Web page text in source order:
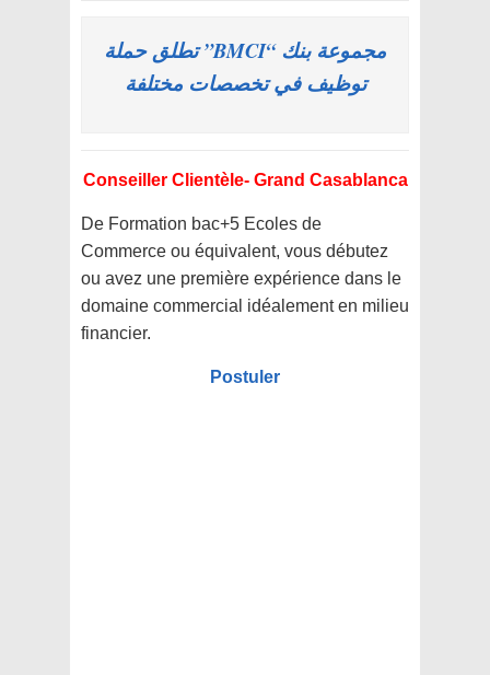
مجموعة بنك “BMCI” تطلق حملة
توظيف في تخصصات مختلفة
Conseiller Clientèle- Grand Casablanca
De Formation bac+5 Ecoles de
Commerce ou équivalent, vous débutez
ou avez une première expérience dans le
domaine commercial idéalement en milieu
financier.
Postuler